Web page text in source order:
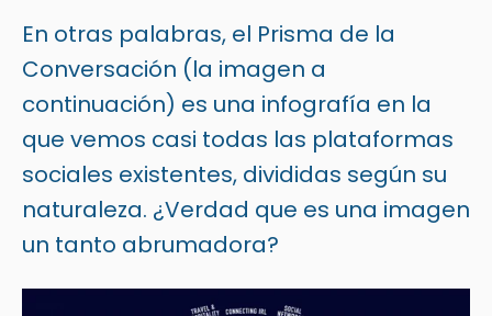
En otras palabras, el Prisma de la
Conversación (la imagen a
continuación) es una infografía en la
que vemos casi todas las plataformas
sociales existentes, divididas según su
naturaleza. ¿Verdad que es una imagen
un tanto abrumadora?